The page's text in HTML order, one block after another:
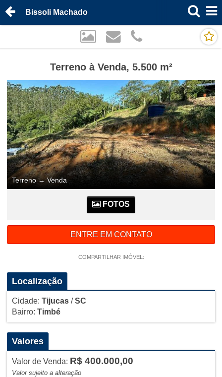
Bissoli Machado
Terreno à Venda, 5.500 m²
Terreno→Venda
FOTOS
ENTRE EM CONTATO
COMPARTILHAR IMÓVEL:
Localização
Cidade: Tijucas/SC
Bairro: Timbé
Valores
Valor de Venda: R$ 400.000,00
Valor sujeito a alteração